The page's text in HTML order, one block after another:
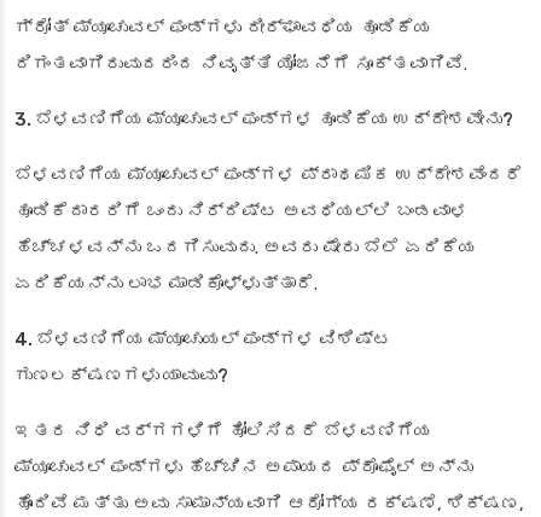
ಗ್ರೋತ್ ಮ್ಯೂಚುವಲ್ ಫಂಡ್‌ಗಳು ದೀರ್ಘಾವಧಿಯ ಹೂಡಿಕೆಯ
ದಿಗಂತವಾಗಿರುವುದರಿಂದ ನಿವೃತ್ತಿ ಯೋಜನೆಗೆ ಸೂಕ್ತವಾಗಿವೆ.
3. ಬೆಳವಣಿಗೆಯ ಮ್ಯೂಚುವಲ್ ಫಂಡ್‌ಗಳ ಹೂಡಿಕೆಯ ಉದ್ದೇಶವೇನು?
ಬೆಳವಣಿಗೆಯ ಮ್ಯೂಚುವಲ್ ಫಂಡ್‌ಗಳ ಪ್ರಾಥಮಿಕ ಉದ್ದೇಶವೆಂದರೆ
ಹೂಡಿಕೆದಾರರಿಗೆ ಒಂದು ನಿರ್ದಿಷ್ಟ ಅವಧಿಯಲ್ಲಿ ಬಂಡವಾಳ
ಹೆಚ್ಚಳವನ್ನು ಒದಗಿಸುವುದು. ಅವರು ಷೇರು ಬೆಲೆ ಏರಿಕೆಯ
ಏರಿಕೆಯನ್ನು ಲಾಭ ಮಾಡಿಕೊಳ್ಳುತ್ತಾರೆ.
4. ಬೆಳವಣಿಗೆಯ ಮ್ಯೂಚುಯಲ್ ಫಂಡ್‌ಗಳ ವಿಶಿಷ್ಟ
ಗುಣಲಕ್ಷಣಗಳು ಯಾವುವು?
ಇತರ ನಿಧಿ ವರ್ಗಗಳಿಗೆ ಹೋಲಿಸಿದರೆ ಬೆಳವಣಿಗೆಯ
ಮ್ಯೂಚುವಲ್ ಫಂಡ್‌ಗಳು ಹೆಚ್ಚಿನ ಅಪಾಯದ ಪ್ರೊಫೈಲ್ ಅನ್ನು
ಹೊಂದಿವೆ ಮತ್ತು ಅವು ಸಾಮಾನ್ಯವಾಗಿ ಆರೋಗ್ಯ ರಕ್ಷಣೆ, ಶಿಕ್ಷಣ,